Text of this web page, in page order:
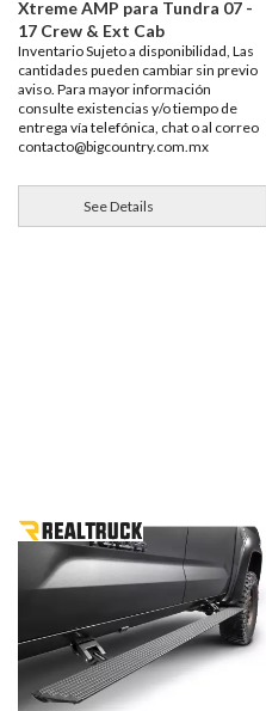
Xtreme AMP para Tundra 07 -
17 Crew & Ext Cab
Inventario Sujeto a disponibilidad, Las
cantidades pueden cambiar sin previo
aviso. Para mayor información
consulte existencias y/o tiempo de
entrega vía telefónica, chat o al correo
contacto@bigcountry.com.mx
See Details